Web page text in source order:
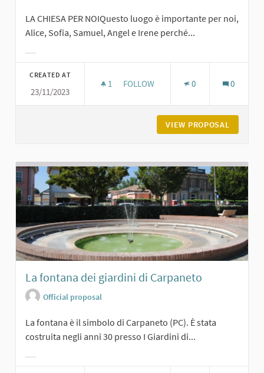
LA CHIESA PER NOIQuesto luogo è importante per noi,
Alice, Sofia, Samuel, Angel e Irene perché...
CREATED AT
23/11/2023
1 1 FOLLOWER
FOLLOW 0 0
VIEW PROPOSAL
La fontana dei giardini di Carpaneto
Official proposal
La fontana è il simbolo di Carpaneto (PC). È stata
costruita negli anni 30 presso I Giardini di...